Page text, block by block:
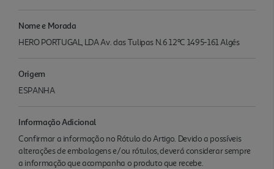
Nome e Morada
HERO PORTUGAL, LDA Av. das Tulipas N.6 12ºC 1495-161 Algés
Origem
ESPANHA
Informação Adicional
Confirmar a informação no Rótulo do Artigo. Devido a possíveis
alterações de embalagens e/ou rótulos, deverá considerar sempre
a informação que acompanha o produto que recebe.